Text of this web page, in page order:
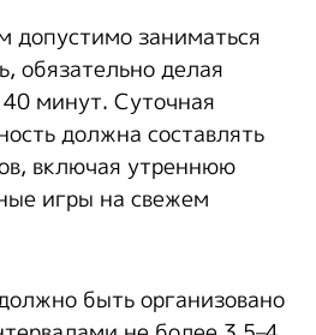
допустимо заниматься
обязательно делая
минут. Суточная
должна составлять
включая утреннюю
игры на свежем
быть организовано